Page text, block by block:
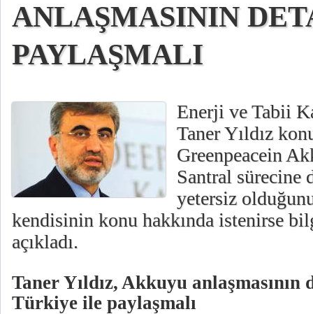
ANLAŞMASININ
PAYLAŞMALI
Enerji ve Tabii
Taner Yıldız
Greenpeacein
Santral
yetersiz
kendisinin konu hakkında istenirse
açıkladı.
Taner Yıldız, Akkuyu anlaşmasının
Türkiye ile paylaşmalı